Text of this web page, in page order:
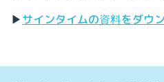
▶サインタイムの資料をダウ